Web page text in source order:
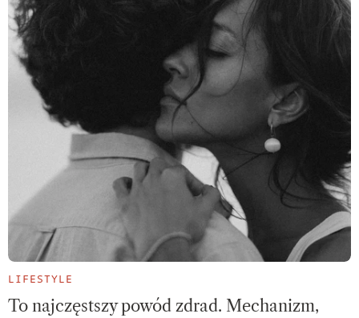
LIFESTYLE
To najczęstszy powód zdrad. Mechanizm,